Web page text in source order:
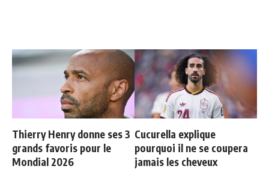
Thierry Henry donne ses 3
grands favoris pour le
Mondial 2026
Cucurella explique
pourquoi il ne se coupera
jamais les cheveux